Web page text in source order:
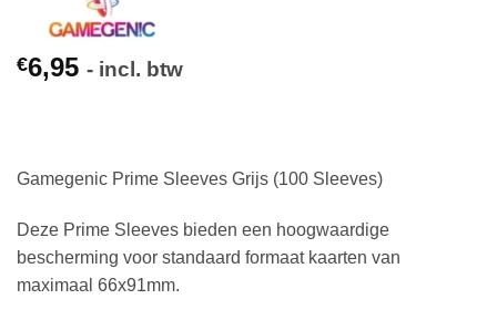
€6,95 - incl. btw
Gamegenic Prime Sleeves Grijs (100 Sleeves)
Deze Prime Sleeves bieden een hoogwaardige
bescherming voor standaard formaat kaarten van
maximaal 66x91mm.